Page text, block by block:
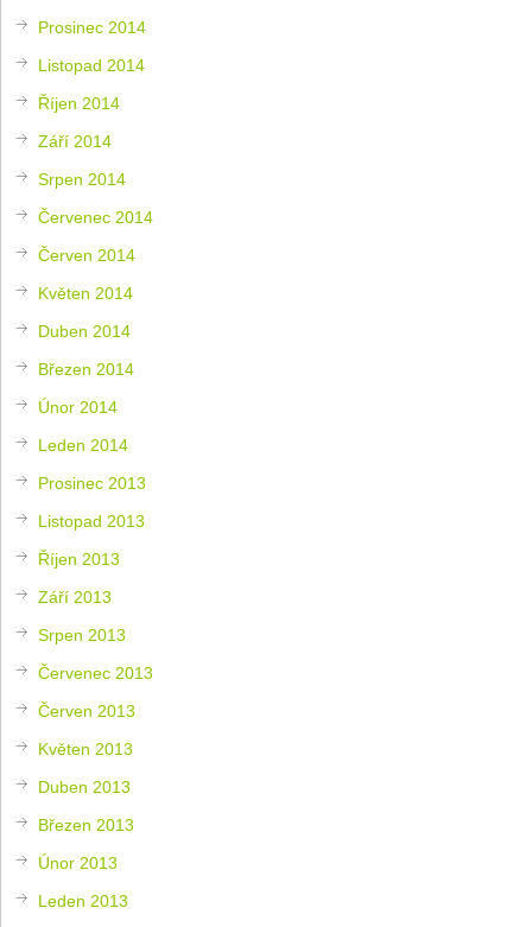
Prosinec 2014
Listopad 2014
Říjen 2014
Září 2014
Srpen 2014
Červenec 2014
Červen 2014
Květen 2014
Duben 2014
Březen 2014
Únor 2014
Leden 2014
Prosinec 2013
Listopad 2013
Říjen 2013
Září 2013
Srpen 2013
Červenec 2013
Červen 2013
Květen 2013
Duben 2013
Březen 2013
Únor 2013
Leden 2013